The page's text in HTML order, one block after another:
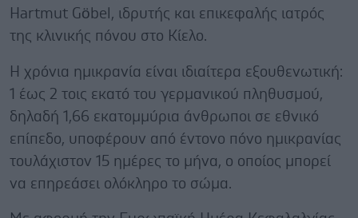
Hartmut Göbel, ιδρυτής και επικεφαλής ιατρός
της κλινικής πόνου στο Κίελο.
Η χρόνια ημικρανία είναι ιδιαίτερα εξουθενωτική:
1 έως 2 τοις εκατό του γερμανικού πληθυσμού,
δηλαδή 1,66 εκατομμύρια άνθρωποι σε εθνικό
επίπεδο, υποφέρουν από έντονο πόνο ημικρανίας
τουλάχιστον 15 ημέρες το μήνα, ο οποίος μπορεί
να επηρεάσει ολόκληρο το σώμα.